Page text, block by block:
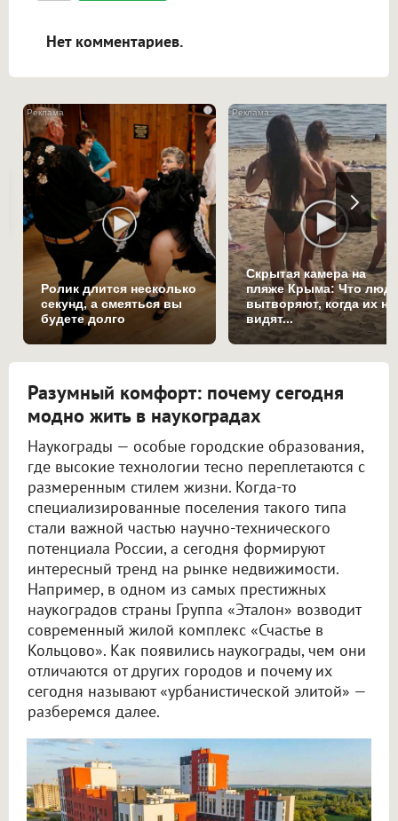
Нет комментариев.
i
Ролик длится несколько
секунд, а смеяться вы
будете долго
Скрытая камера на
пляже Крыма: Что
вытворяют, когда их не
видят...
Разумный комфорт: почему сегодня
модно жить в наукоградах
Наукограды — особые городские образования,
где высокие технологии тесно переплетаются с
размеренным стилем жизни. Когда-то
специализированные поселения такого типа
стали важной частью научно-технического
потенциала России, а сегодня формируют
интересный тренд на рынке недвижимости.
Например, в одном из самых престижных
наукоградов страны Группа «Эталон» возводит
современный жилой комплекс «Счастье в
Кольцово». Как появились наукограды, чем они
отличаются от других городов и почему их
сегодня называют «урбанистической элитой» —
разберемся далее.